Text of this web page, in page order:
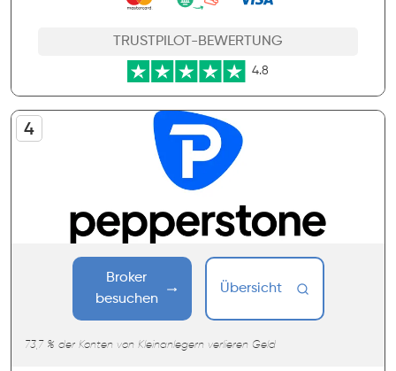
TRUSTPILOT-BEWERTUNG
4.8
Broker
besuchen
Übersicht
73,7 % der Konten von Kleinanlegern verlieren Geld